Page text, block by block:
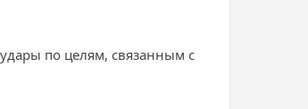
по целям, связанным с